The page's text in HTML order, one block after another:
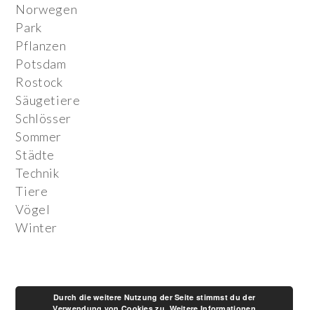
Norwegen
Park
Pflanzen
Potsdam
Rostock
Säugetiere
Schlösser
Sommer
Städte
Technik
Tiere
Vögel
Winter
Durch die weitere Nutzung der Seite stimmst du der